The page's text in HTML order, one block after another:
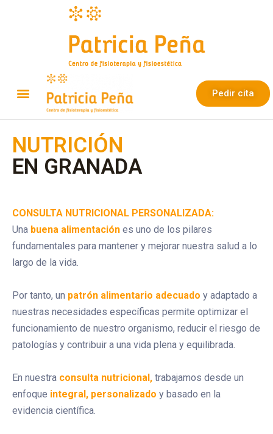
Pedir cita
NUTRICIÓN
EN GRANADA
CONSULTA NUTRICIONAL PERSONALIZADA:
Una buena alimentación es uno de los pilares
fundamentales para mantener y mejorar nuestra salud a lo
largo de la vida.
Por tanto, un patrón alimentario adecuado y adaptado a
nuestras necesidades específicas permite optimizar el
funcionamiento de nuestro organismo, reducir el riesgo de
patologías y contribuir a una vida plena y equilibrada.
En nuestra consulta nutricional, trabajamos desde un
enfoque integral, personalizado y basado en la
evidencia científica.